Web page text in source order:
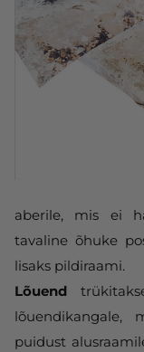
aberile, mis ei
tavaline õhuke
lisaks pildiraami.
Lõuend
lõuendikangale,
puidust